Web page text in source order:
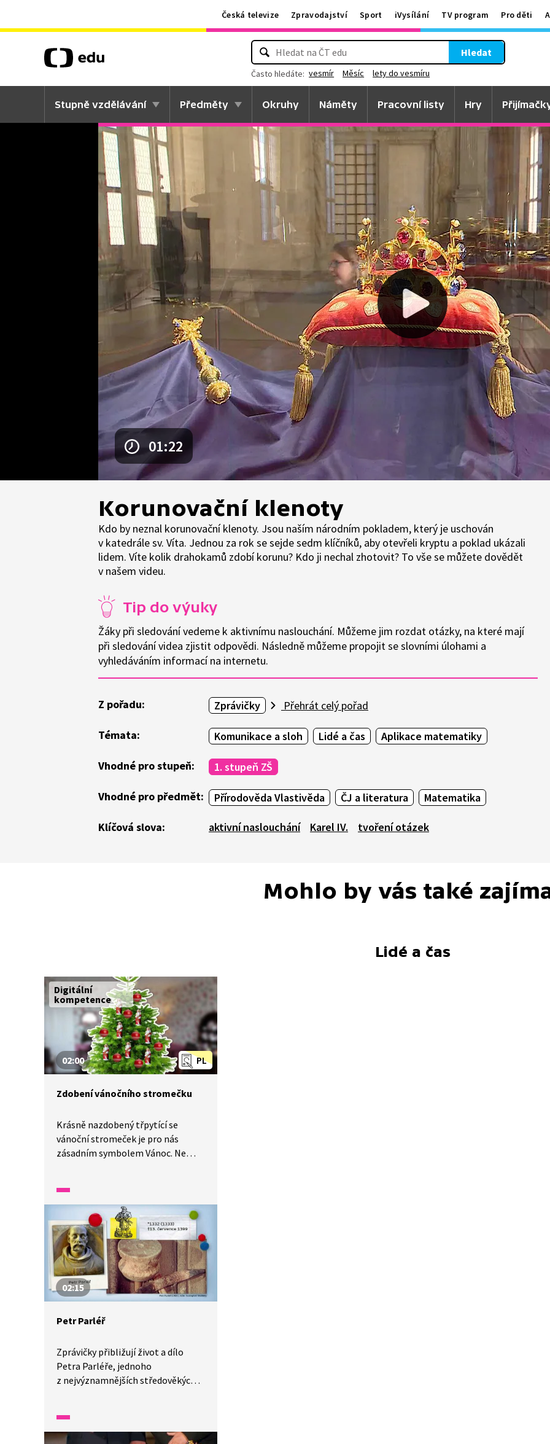
Česká televize Zpravodajství Sport iVysílání TV program Pro děti
Hledat
Často hledáte: vesmír Měsíc lety do vesmíru
Stupně vzdělávání Předměty Okruhy Náměty Pracovní listy Hry
01:22
Korunovační klenoty
Kdo by neznal korunovační klenoty. Jsou naším národním pokladem, který je uschován
v katedrále sv. Víta. Jednou za rok se sejde sedm klíčníků, aby otevřeli kryptu a poklad ukázali
lidem. Víte kolik drahokamů zdobí korunu? Kdo ji nechal zhotovit? To vše se můžete dovědět
v našem videu.
Tip do výuky
Žáky při sledování vedeme k aktivnímu naslouchání. Můžeme jim rozdat otázky, na které mají
při sledování videa zjistit odpovědi. Následně můžeme propojit se slovními úlohami a
vyhledáváním informací na internetu.
Z pořadu: Zprávičky Přehrát celý pořad
Témata: Komunikace a sloh Lidé a čas Aplikace matematiky
Vhodné pro stupeň: 1. stupeň ZŠ
Vhodné pro předmět: Přírodověda Vlastivěda ČJ a literatura Matematika
Klíčová slova: aktivní naslouchání Karel IV. tvoření otázek
Mohlo by vás také
Lidé a čas
Digitální
kompetence
PL
02:00
Zdobení vánočního stromečku
Krásně nazdobený třpytící se
vánoční stromeček je pro nás
zásadním symbolem Vánoc. Ne
až v 19. století. Jak se takový
stromeček zdobil, si nyní ukážeme.
02:15
Petr Parléř
Zprávičky přibližují život a dílo
Petra Parléře, jednoho
z nejvýznamnějších středověkých
k podobě katedrály sv. Víta
i Karlova mostu. Video představuje